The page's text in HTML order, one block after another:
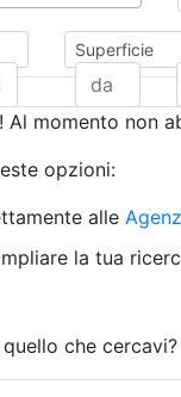
Superficie
Al momento non
opzioni:
alle
la tua
che cercavi?